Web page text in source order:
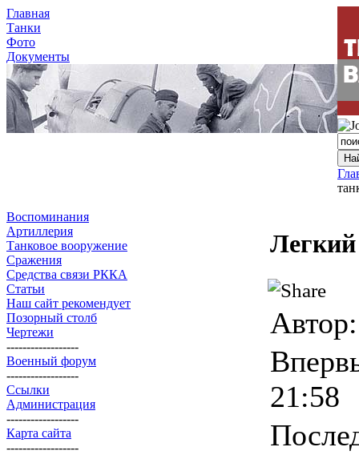
Главная
Танки
Фото
Документы
Воспоминания
Артиллерия
Танковое вооружение
Сражения
Средства связи РККА
Статьи
Наш сайт рекомендует
Позорный столб
Чертежи
------------------
Военный форум
------------------
Ссылки
Администрация
------------------
Карта сайта
------------------
21:58